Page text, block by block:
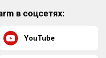
в соцсетях:
YouTube